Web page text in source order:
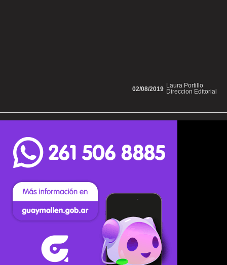
Laura Portillo
Direccion Editorial
02/08/2019